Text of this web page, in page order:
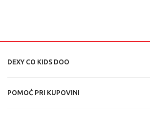
DEXY CO KIDS DOO
POMOĆ PRI KUPOVINI